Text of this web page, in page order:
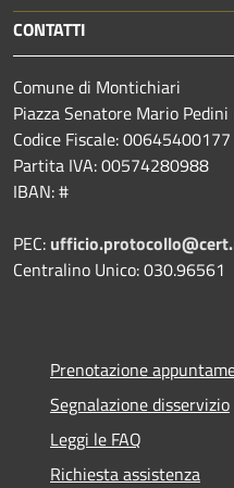
CONTATTI
Comune di Montichiari
Piazza Senatore Mario
Codice Fiscale: 00645400177
Partita IVA: 00574280988
IBAN: #
PEC:
Centralino Unico: 030.96561
Prenotazione
Segnalazione disservizio
Leggi le FAQ
Richiesta assistenza